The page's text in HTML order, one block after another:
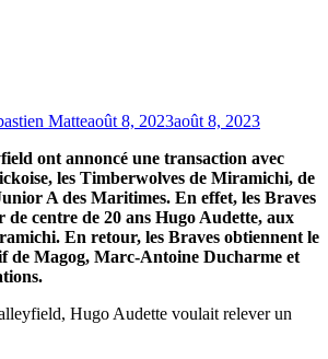
Matteaoût 8, 2023août 8, 2023
ont annoncé une transaction avec
les Timberwolves de Miramichi, de
A des Maritimes. En effet, les Braves
de centre de 20 ans Hugo Audette, aux
En retour, les Braves obtiennent le
de Magog, Marc-Antoine Ducharme et
Hugo Audette voulait relever un